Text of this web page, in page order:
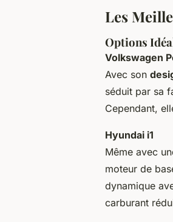
Les
Options
Volkswagen
Avec son
séduit par sa
Cependant,
Hyundai i1
Même avec
moteur de
dynamique
carburant